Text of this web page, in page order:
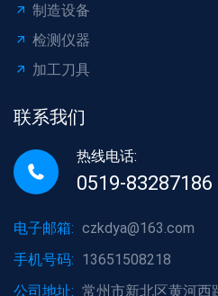
制造设备
检测仪器
加工刀具
联系我们
热线电话:
0519-83287186
电子邮箱: czkdya@163.com
手机号码: 13651508218
公司地址: 常州市新北区黄河西